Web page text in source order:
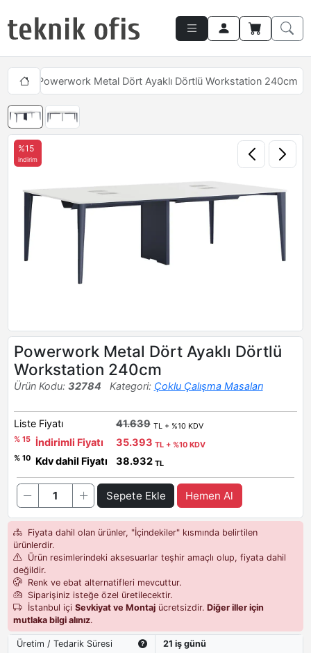
Powerwork Metal Dört Ayaklı Dörtlü Workstation 240cm
%15
indirim
Powerwork Metal Dört Ayaklı Dörtlü
Workstation 240cm
Ürün Kodu: 32784 Kategori: Çoklu Çalışma Masaları
Liste Fiyatı 41.639 TL + %10 KDV
% 15
İndirimli Fiyatı 35.393 TL + %10 KDV
% 10
Kdv dahil Fiyatı 38.932 TL
Sepete Ekle Hemen Al
Fiyata dahil olan ürünler, "İçindekiler" kısmında belirtilen
ürünlerdir.
Ürün resimlerindeki aksesuarlar teşhir amaçlı olup, fiyata dahil
değildir.
Renk ve ebat alternatifleri mevcuttur.
Siparişiniz isteğe özel üretilecektir.
İstanbul içi Sevkiyat ve Montajücretsizdir. Diğer iller için
mutlaka bilgi alınız.
Üretim / Tedarik Süresi
21 iş günü